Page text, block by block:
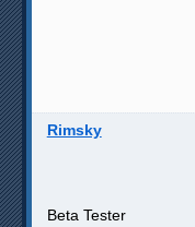
Rimsky
Beta Tester